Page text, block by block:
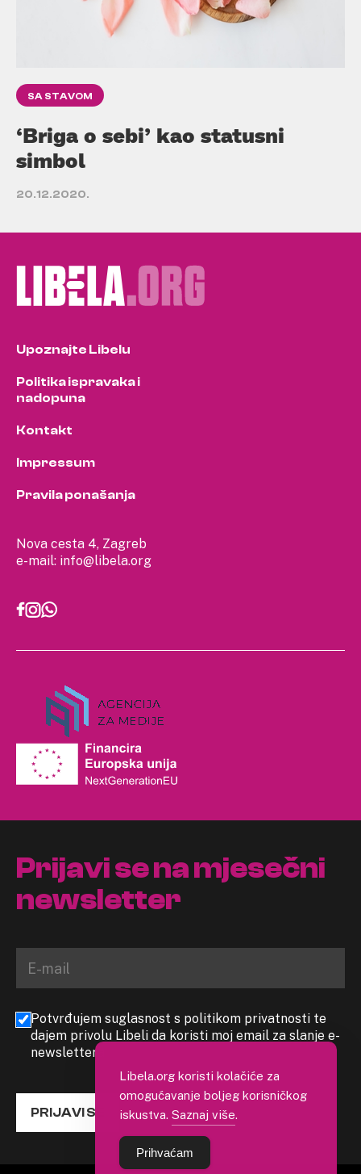
SA STAVOM
‘Briga o sebi’ kao statusni
simbol
20.12.2020.
Nova cesta 4, Zagreb
e-mail: info@libela.org
Upoznajte Libelu
Politika ispravaka i
nadopuna
Kontakt
Impressum
Pravila ponašanja
Prijavi se na mjesečni
newsletter
Potvrđujem suglasnost s politikom privatnosti te
dajem privolu Libeli da koristi moj email za slanje e-
newslettera
PRIJAVI SE
Libela.org koristi kolačiće za
omogućavanje boljeg korisničkog
iskustva. Saznaj više.
Prihvaćam